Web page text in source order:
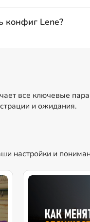
конфиг Lene?
все ключевые
и ожидания.
настройки и